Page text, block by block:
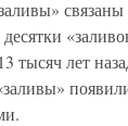
тысяч лет